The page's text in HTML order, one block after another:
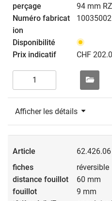
94 mm
10035002
CHF
Afficher les détails
62.426.06
réversible
60 mm
9 mm